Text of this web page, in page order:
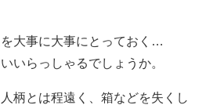
大事に大事にとっておく…
いらっしゃるでしょうか。
柄とは程遠く、箱などを失くし